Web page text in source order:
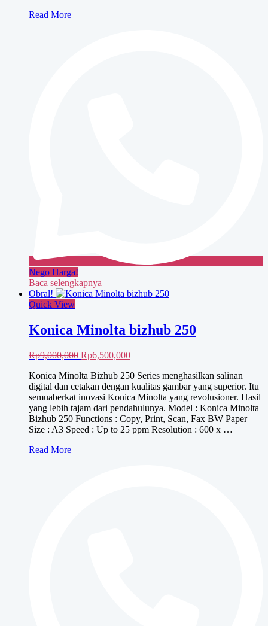
Konica
Read More
Nego Harga!
Baca selengkapnya
Obral!
Quick View
Konica Minolta bizhub 250
Rp9,000,000 Harga
adalah:
Rp9,000,000.
Rp6,500,000Harga
ini
adalah:
Rp6,500,000.
Konica Minolta Bizhub 250 Series menghasilkan salinan
digital dan cetakan dengan kualitas gambar yang superior. Itu
semuaberkat inovasi Konica Minolta yang revolusioner. Hasil
yang lebih tajam dari pendahulunya. Model : Konica Minolta
Bizhub 250 Functions : Copy, Print, Scan, Fax BW Paper
Size : A3 Speed : Up to 25 ppm Resolution : 600 x …
Konica
Read More